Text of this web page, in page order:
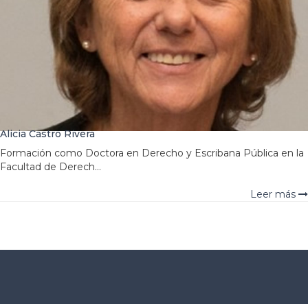
Alicia Castro Rivera
Formación como Doctora en Derecho y Escribana Pública en la
Facultad de Derech...
Leer más